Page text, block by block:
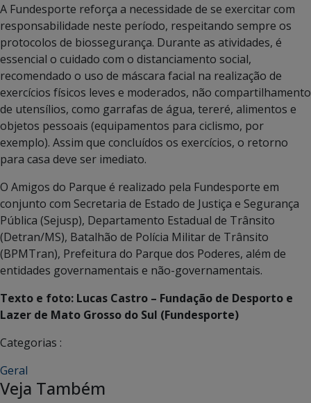
A Fundesporte reforça a necessidade de se exercitar com
responsabilidade neste período, respeitando sempre os
protocolos de biossegurança. Durante as atividades, é
essencial o cuidado com o distanciamento social,
recomendado o uso de máscara facial na realização de
exercícios físicos leves e moderados, não compartilhamento
de utensílios, como garrafas de água, tereré, alimentos e
objetos pessoais (equipamentos para ciclismo, por
exemplo). Assim que concluídos os exercícios, o retorno
para casa deve ser imediato.
O Amigos do Parque é realizado pela Fundesporte em
conjunto com Secretaria de Estado de Justiça e Segurança
Pública (Sejusp), Departamento Estadual de Trânsito
(Detran/MS), Batalhão de Polícia Militar de Trânsito
(BPMTran), Prefeitura do Parque dos Poderes, além de
entidades governamentais e não-governamentais.
Texto e foto: Lucas Castro – Fundação de Desporto e
Lazer de Mato Grosso do Sul (Fundesporte)
Categorias :
Geral
Veja Também